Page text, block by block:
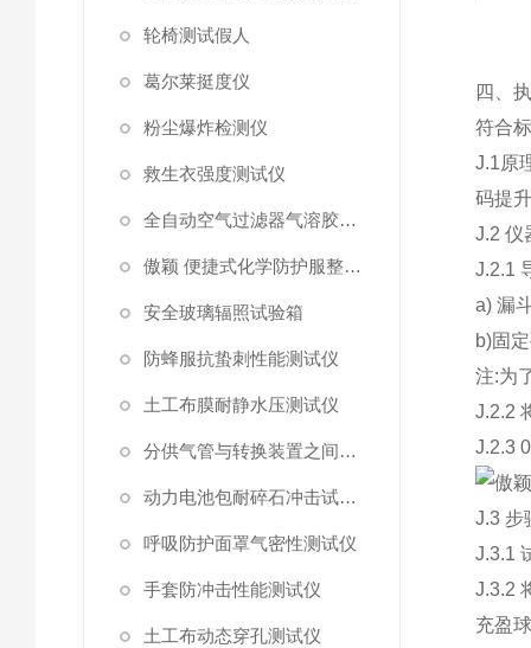
轮椅测试假人
葛尔莱挺度仪
粉尘爆炸检测仪
救生衣强度测试仪
全自动空气过滤器气溶胶细菌截留测试仪
傲颖 便捷式化学防护服整体气密性测试仪
安全玻璃辐照试验箱
防蜂服抗蛰刺性能测试仪
土工布膜耐静水压测试仪
分供气管与转换装置之间连接强度试验机
动力电池包耐碎石冲击试验机
呼吸防护面罩气密性测试仪
手套防冲击性能测试仪
土工布动态穿孔测试仪
四、
符合
J.1原
码提
J.2仪
J.2.1
a)漏
b)固
注:为
J.2.2
J.2.3
J.3 步
J.3.1
J.3.2
充盈